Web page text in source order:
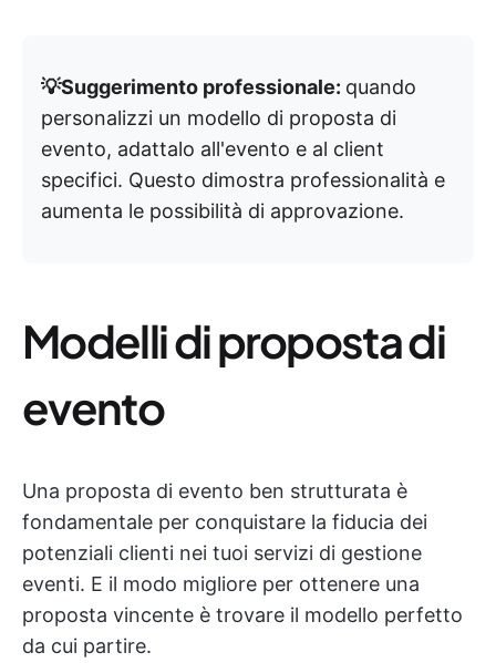
💡Suggerimento professionale: quando
personalizzi un modello di proposta di
evento, adattalo all'evento e al client
specifici. Questo dimostra professionalità e
aumenta le possibilità di approvazione.
Modelli di proposta di
evento
Una proposta di evento ben strutturata è
fondamentale per conquistare la fiducia dei
potenziali clienti nei tuoi servizi di gestione
eventi. E il modo migliore per ottenere una
proposta vincente è trovare il modello perfetto
da cui partire.